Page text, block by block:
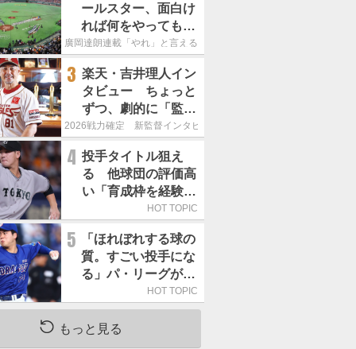
ールスター、面白け
れば何をやってもい
いという発想は大間
廣岡達朗連載「やれ」と言える信念
3 楽天・吉井理人イン
タビュー ちょっと
ずつ、劇的に「監督
が代わると何もかも
は、チームにとって
良くないことなんで
す」
2026戦力確定 新監督インタビュー
4 投手タイトル狙え
る 他球団の評価高
い「育成枠を経験し
た巨人の左腕」は
HOT TOPIC
5
「ほれぼれする球の
質。すごい投手にな
る」パ・リーグが驚
いた「中日の左腕」
は
HOT TOPIC
もっと見る